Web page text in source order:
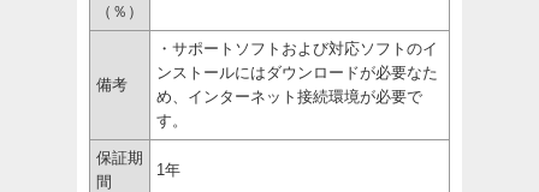
（％）
備考
・サポートソフトおよび対応ソフトのイ
ンストールにはダウンロードが必要なた
め、インターネット接続環境が必要で
す。
保証期
間
1年